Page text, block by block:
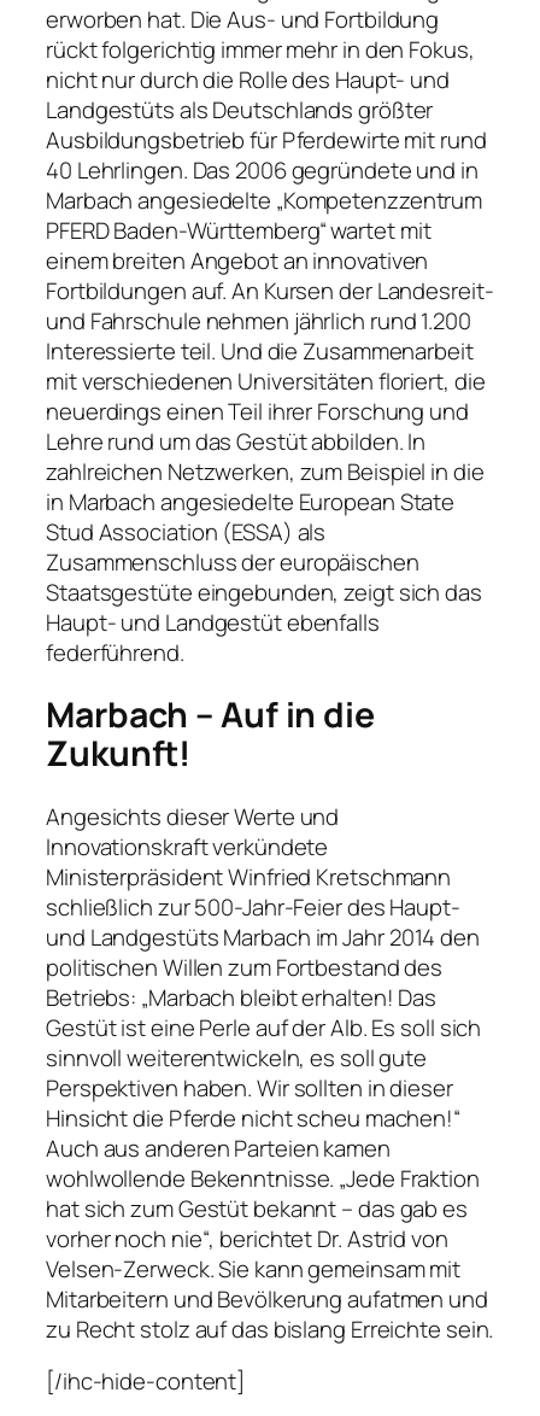
erworben hat. Die Aus- und Fortbildung
rückt folgerichtig immer mehr in den Fokus,
nicht nur durch die Rolle des Haupt- und
Landgestüts als Deutschlands größter
Ausbildungsbetrieb für Pferdewirte mit rund
40 Lehrlingen. Das 2006 gegründete und in
Marbach angesiedelte „Kompetenzzentrum
PFERD Baden-Württemberg“ wartet mit
einem breiten Angebot an innovativen
Fortbildungen auf. An Kursen der Landesreit-
und Fahrschule nehmen jährlich rund 1.200
Interessierte teil. Und die Zusammenarbeit
mit verschiedenen Universitäten floriert, die
neuerdings einen Teil ihrer Forschung und
Lehre rund um das Gestüt abbilden. In
zahlreichen Netzwerken, zum Beispiel in die
in Marbach angesiedelte European State
Stud Association (ESSA) als
Zusammenschluss der europäischen
Staatsgestüte eingebunden, zeigt sich das
Haupt- und Landgestüt ebenfalls
federführend.
Marbach – Auf in die
Zukunft!
Angesichts dieser Werte und
Innovationskraft verkündete
Ministerpräsident Winfried Kretschmann
schließlich zur 500-Jahr-Feier des Haupt-
und Landgestüts Marbach im Jahr 2014 den
politischen Willen zum Fortbestand des
Betriebs: „Marbach bleibt erhalten! Das
Gestüt ist eine Perle auf der Alb. Es soll sich
sinnvoll weiterentwickeln, es soll gute
Perspektiven haben. Wir sollten in dieser
Hinsicht die Pferde nicht scheu machen!“
Auch aus anderen Parteien kamen
wohlwollende Bekenntnisse. „Jede Fraktion
hat sich zum Gestüt bekannt – das gab es
vorher noch nie“, berichtet Dr. Astrid von
Velsen-Zerweck. Sie kann gemeinsam mit
Mitarbeitern und Bevölkerung aufatmen und
zu Recht stolz auf das bislang Erreichte sein.
[/ihc-hide-content]